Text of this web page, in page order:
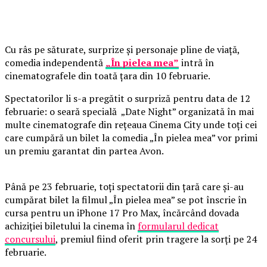
Cu râs pe săturate, surprize și personaje pline de viață,
comedia independentă „În pielea mea” intră în
cinematografele din toată țara din 10 februarie.
Spectatorilor li s-a pregătit o surpriză pentru data de 12
februarie: o seară specială „Date Night” organizată în mai
multe cinematografe din rețeaua Cinema City unde toți cei
care cumpără un bilet la comedia „În pielea mea” vor primi
un premiu garantat din partea Avon.
Până pe 23 februarie, toți spectatorii din țară care și-au
cumpărat bilet la filmul „În pielea mea” se pot înscrie în
cursa pentru un iPhone 17 Pro Max, încărcând dovada
achiziției biletului la cinema înformularul dedicat
concursului, premiul fiind oferit prin tragere la sorți pe 24
februarie.